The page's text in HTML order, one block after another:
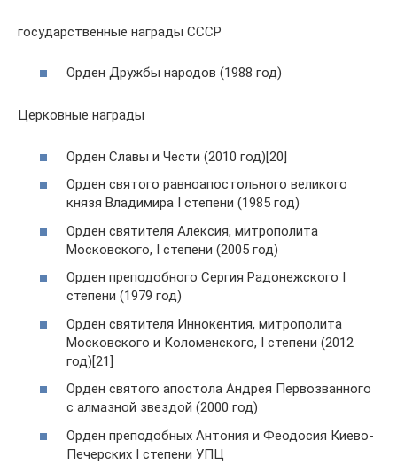
государственные награды СССР
Орден Дружбы народов (1988 год)
Церковные награды
Орден Славы и Чести (2010 год)[20]
Орден святого равноапостольного великого
князя Владимира I степени (1985 год)
Орден святителя Алексия, митрополита
Московского, I степени (2005 год)
Орден преподобного Сергия Радонежского I
степени (1979 год)
Орден святителя Иннокентия, митрополита
Московского и Коломенского, I степени (2012
год)[21]
Орден святого апостола Андрея Первозванного
с алмазной звездой (2000 год)
Орден преподобных Антония и Феодосия Киево-
Печерских I степени УПЦ